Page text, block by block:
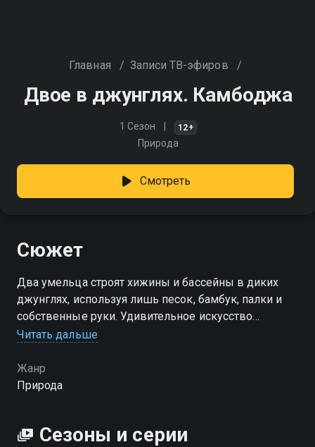
Главная / Записи ТВ-эфиров /
Двое в джунглях. Камбоджа
1 Сезон 12+
Природа
Смотреть
Сюжет
Два умельца строят хижины и бассейны в диких
джунглях, используя лишь песок, бамбук, палки и
собственные руки. Удивительное искусство
выживания и строительства
Читать дальше
Жанр
Природа
Сезоны и серии